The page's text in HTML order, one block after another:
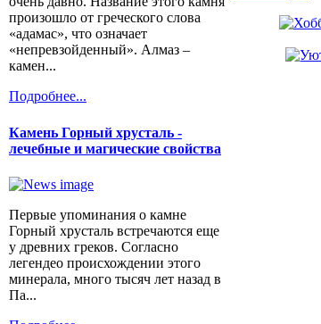
произошло от греческого слова
«адамас», что означает
«непревзойденный». Алмаз –
камен...
Подробнее...
Камень Горный хрусталь -
лечебные и магические свойства
Первые упоминания о камне
Горный хрусталь встречаются еще
у древних греков. Согласно
легендео происхождении этого
минерала, много тысяч лет назад в
Па...